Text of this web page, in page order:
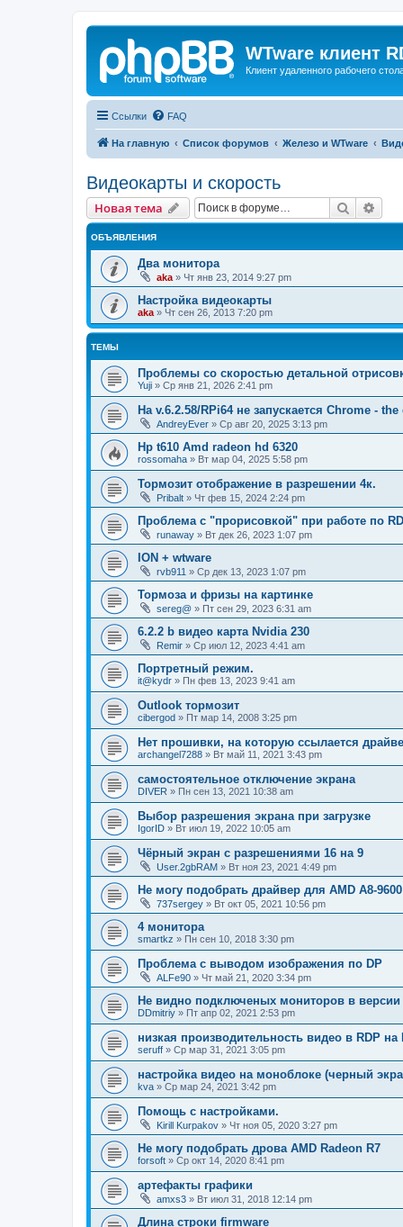
WTware клиент
Клиент удаленного рабочего
Ссылки FAQ
На главную Список форумов Железо и WTware
Видеокарты и скорость
Новая тема Поиск
ОБЪЯВЛЕНИЯ
Два монитора
aka » Чт янв 23, 2014 9:27 pm
Настройка видеокарты
aka » Чт сен 26, 2013 7:20 pm
ТЕМЫ
Проблемы со скоростью детальной
Yuji » Ср янв 21, 2026 2:41 pm
На v.6.2.58/RPi64 не запускается Chrome -
AndreyEver » Ср авг 20, 2025 3:13 pm
Hp t610 Amd radeon hd 6320
rossomaha » Вт мар 04, 2025 5:58 pm
Тормозит отображение в разрешении 4к.
Pribalt » Чт фев 15, 2024 2:24 pm
Проблема с "прорисовкой" при работе по
runaway » Вт дек 26, 2023 1:07 pm
ION + wtware
rvb911 » Ср дек 13, 2023 1:07 pm
Тормоза и фризы на картинке
sereg@ » Пт сен 29, 2023 6:31 am
6.2.2 b видео карта Nvidia 230
Remir » Ср июл 12, 2023 4:41 am
Портретный режим.
it@kydr » Пн фев 13, 2023 9:41 am
Outlook тормозит
cibergod » Пт мар 14, 2008 3:25 pm
Нет прошивки, на которую ссылается
archangel7288 » Вт май 11, 2021 3:43 pm
самостоятельное отключение экрана
DIVER » Пн сен 13, 2021 10:38 am
Выбор разрешения экрана при загрузке
IgorID » Вт июл 19, 2022 10:05 am
Чёрный экран с разрешениями 16 на 9
User.2gbRAM » Вт ноя 23, 2021 4:49 pm
Не могу подобрать драйвер для AMD A8-
737sergey » Вт окт 05, 2021 10:56 pm
4 монитора
smartkz » Пн сен 10, 2018 3:30 pm
Проблема с выводом изображения по DP
ALFe90 » Чт май 21, 2020 3:34 pm
Не видно подключеных мониторов в версии
DDmitriy » Пт апр 02, 2021 2:53 pm
низкая производительность видео в RDP на
seruff » Ср мар 31, 2021 3:05 pm
настройка видео на моноблоке (черный
kva » Ср мар 24, 2021 3:42 pm
Помощь с настройками.
Kirill Kurpakov » Чт ноя 05, 2020 3:27 pm
Не могу подобрать дрова AMD Radeon R7
forsoft » Ср окт 14, 2020 8:41 pm
артефакты графики
amxs3 » Вт июл 31, 2018 12:14 pm
Длина строки firmware